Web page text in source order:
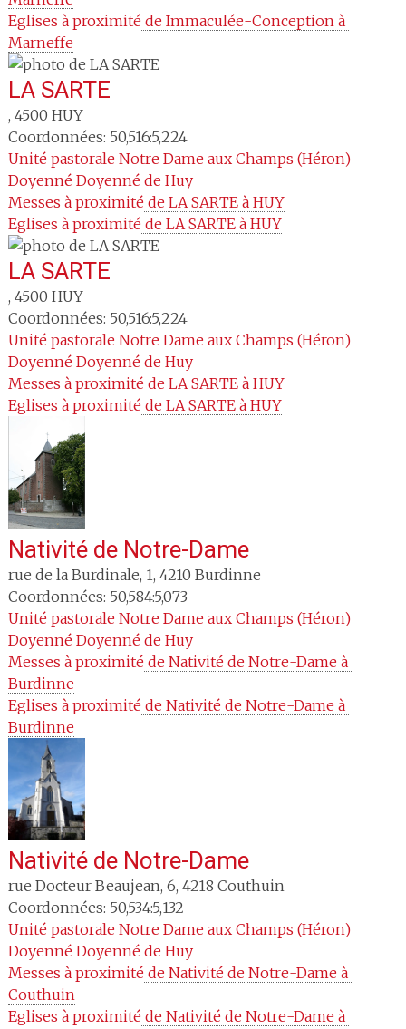
Eglises à proximité de Immaculée-Conception à
Marneffe
LA SARTE
, 4500 HUY
Coordonnées: 50,516:5,224
Unité pastorale Notre Dame aux Champs (Héron)
Doyenné Doyenné de Huy
Messes à proximité de LA SARTE à HUY
Eglises à proximité de LA SARTE à HUY
LA SARTE
, 4500 HUY
Coordonnées: 50,516:5,224
Unité pastorale Notre Dame aux Champs (Héron)
Doyenné Doyenné de Huy
Messes à proximité de LA SARTE à HUY
Eglises à proximité de LA SARTE à HUY
Nativité de Notre-Dame
rue de la Burdinale, 1, 4210 Burdinne
Coordonnées: 50,584:5,073
Unité pastorale Notre Dame aux Champs (Héron)
Doyenné Doyenné de Huy
Messes à proximité de Nativité de Notre-Dame à
Burdinne
Eglises à proximité de Nativité de Notre-Dame à
Burdinne
Nativité de Notre-Dame
rue Docteur Beaujean, 6, 4218 Couthuin
Coordonnées: 50,534:5,132
Unité pastorale Notre Dame aux Champs (Héron)
Doyenné Doyenné de Huy
Messes à proximité de Nativité de Notre-Dame à
Couthuin
Eglises à proximité de Nativité de Notre-Dame à